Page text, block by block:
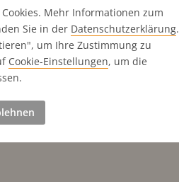
Mehr Informationen zum
Sie in der Datenschutz­erklärung.
um Ihre Zustimmung zu
Cookie-Einstellungen, um die